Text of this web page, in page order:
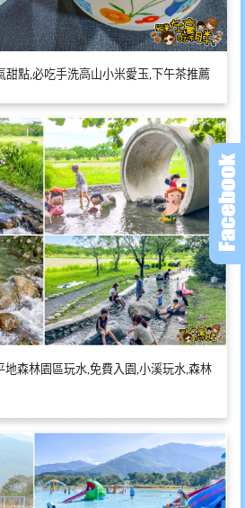
甜點,必吃手洗高山小米愛玉,下午茶推薦
地森林園區玩水,免費入園,小溪玩水,森林